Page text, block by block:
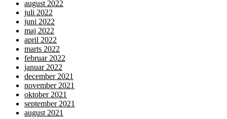
august 2022
juli 2022
juni 2022
maj 2022
april 2022
marts 2022
februar 2022
januar 2022
december 2021
november 2021
oktober 2021
september 2021
august 2021